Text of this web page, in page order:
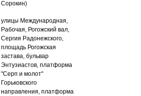
Сорокин)
улицы Международная,
Рабочая, Рогожский вал,
Сергия Радонежского,
площадь Рогожская
застава, бульвар
Энтузиастов, платформа
"Серп и молот"
Горьковского
направления, платформа